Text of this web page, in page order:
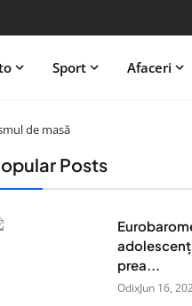
Sport Afaceri
de masă
Posts
prea...
OdixJun 16,